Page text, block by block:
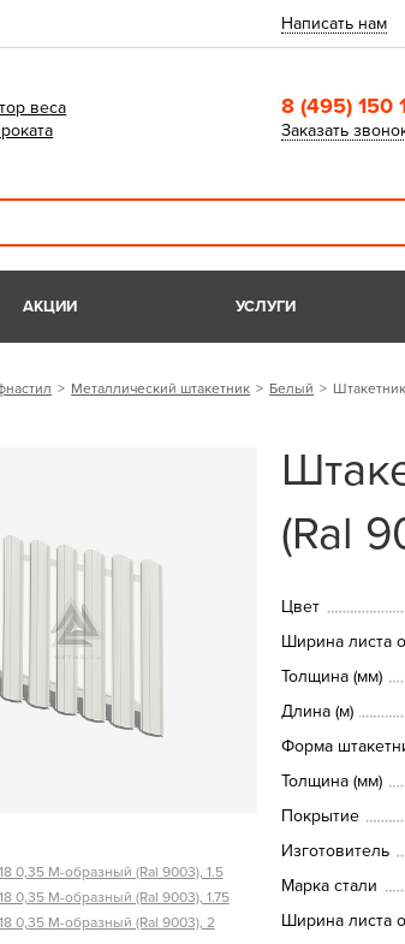
Написать нам
веса
8 (495) 150
Заказать
АКЦИИ УСЛУГИ
Металлический штакетник Белый
0,35 М-образный (Ral 9003), 1.5
0,35 М-образный (Ral 9003), 1.75
0,35 М-образный (Ral 9003), 2
(Ral
Цвет
Ширина листа
Толщина (мм)
Длина (м)
Форма
Толщина (мм)
Покрытие
Изготовитель
Марка стали
Ширина листа